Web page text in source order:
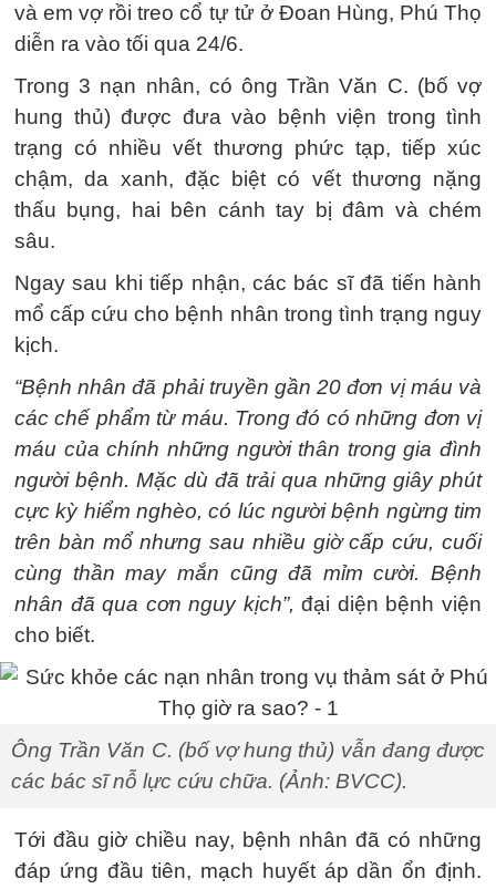
và em vợ rồi treo cổ tự tử ở Đoan Hùng, Phú Thọ
diễn ra vào tối qua 24/6.
Trong 3 nạn nhân, có ông Trần Văn C. (bố vợ
hung thủ) được đưa vào bệnh viện trong tình
trạng có nhiều vết thương phức tạp, tiếp xúc
chậm, da xanh, đặc biệt có vết thương nặng
thấu bụng, hai bên cánh tay bị đâm và chém
sâu.
Ngay sau khi tiếp nhận, các bác sĩ đã tiến hành
mổ cấp cứu cho bệnh nhân trong tình trạng nguy
kịch.
“Bệnh nhân đã phải truyền gần 20 đơn vị máu và
các chế phẩm từ máu. Trong đó có những đơn vị
máu của chính những người thân trong gia đình
người bệnh. Mặc dù đã trải qua những giây phút
cực kỳ hiểm nghèo, có lúc người bệnh ngừng tim
trên bàn mổ nhưng sau nhiều giờ cấp cứu, cuối
cùng thần may mắn cũng đã mỉm cười. Bệnh
nhân đã qua cơn nguy kịch”, đại diện bệnh viện
cho biết.
Ông Trần Văn C. (bố vợ hung thủ) vẫn đang được
các bác sĩ nỗ lực cứu chữa. (Ảnh: BVCC).
Tới đầu giờ chiều nay, bệnh nhân đã có những
đáp ứng đầu tiên, mạch huyết áp dần ổn định.